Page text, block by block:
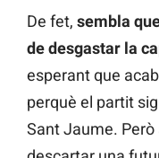
De fet, sembla
de desgastar la
esperant que
perquè el partit
Sant Jaume. Però